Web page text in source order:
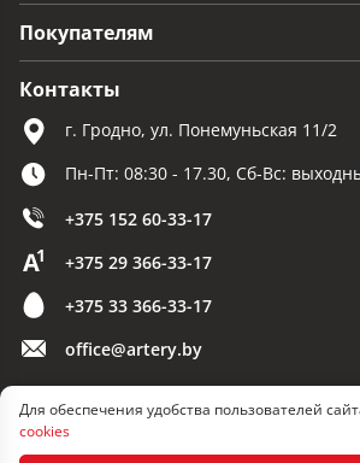
Для обеспечения удобства пользователей
cookies
Покупателям
Контакты
г. Гродно, ул. Понемуньская 11/2
Пн-Пт: 08:30 - 17.30, Сб-Вс:
+375 152 60-33-17
+375 29 366-33-17
+375 33 366-33-17
office@artery.by
© 2026 ООО «Артерия»